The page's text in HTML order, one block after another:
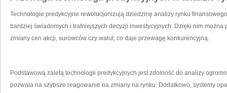
Technologie predykcyjne rewolucjonizują dziedzinę analizy rynku‍
bardziej⁤ świadomych‌ i trafniejszych decyzji inwestycyjnych.⁣ Dzięki ‍nim
zmiany cen akcji, surowców czy walut, co daje przewagę konkurencyjną.
Podstawową zaletą technologii predykcyjnych jest zdolność do analizy
pozwala ‌na szybsze reagowanie na zmiany na ⁤rynku. Dodatkowo, systemy